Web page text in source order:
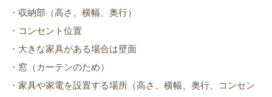
・収納部（高さ、横幅、奥行）
・コンセント位置
・大きな家具がある場合は壁面
・窓（カーテンのため）
・家具や家電を設置する場所（高さ、横幅、奥行、コンセン